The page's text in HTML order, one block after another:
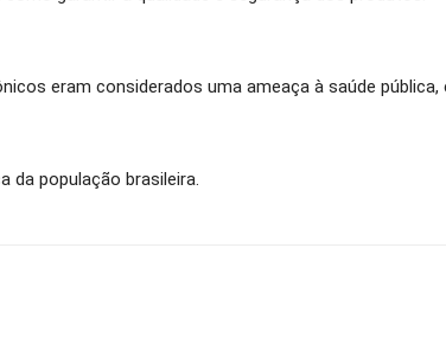
eram considerados uma ameaça à saúde
da população brasileira.